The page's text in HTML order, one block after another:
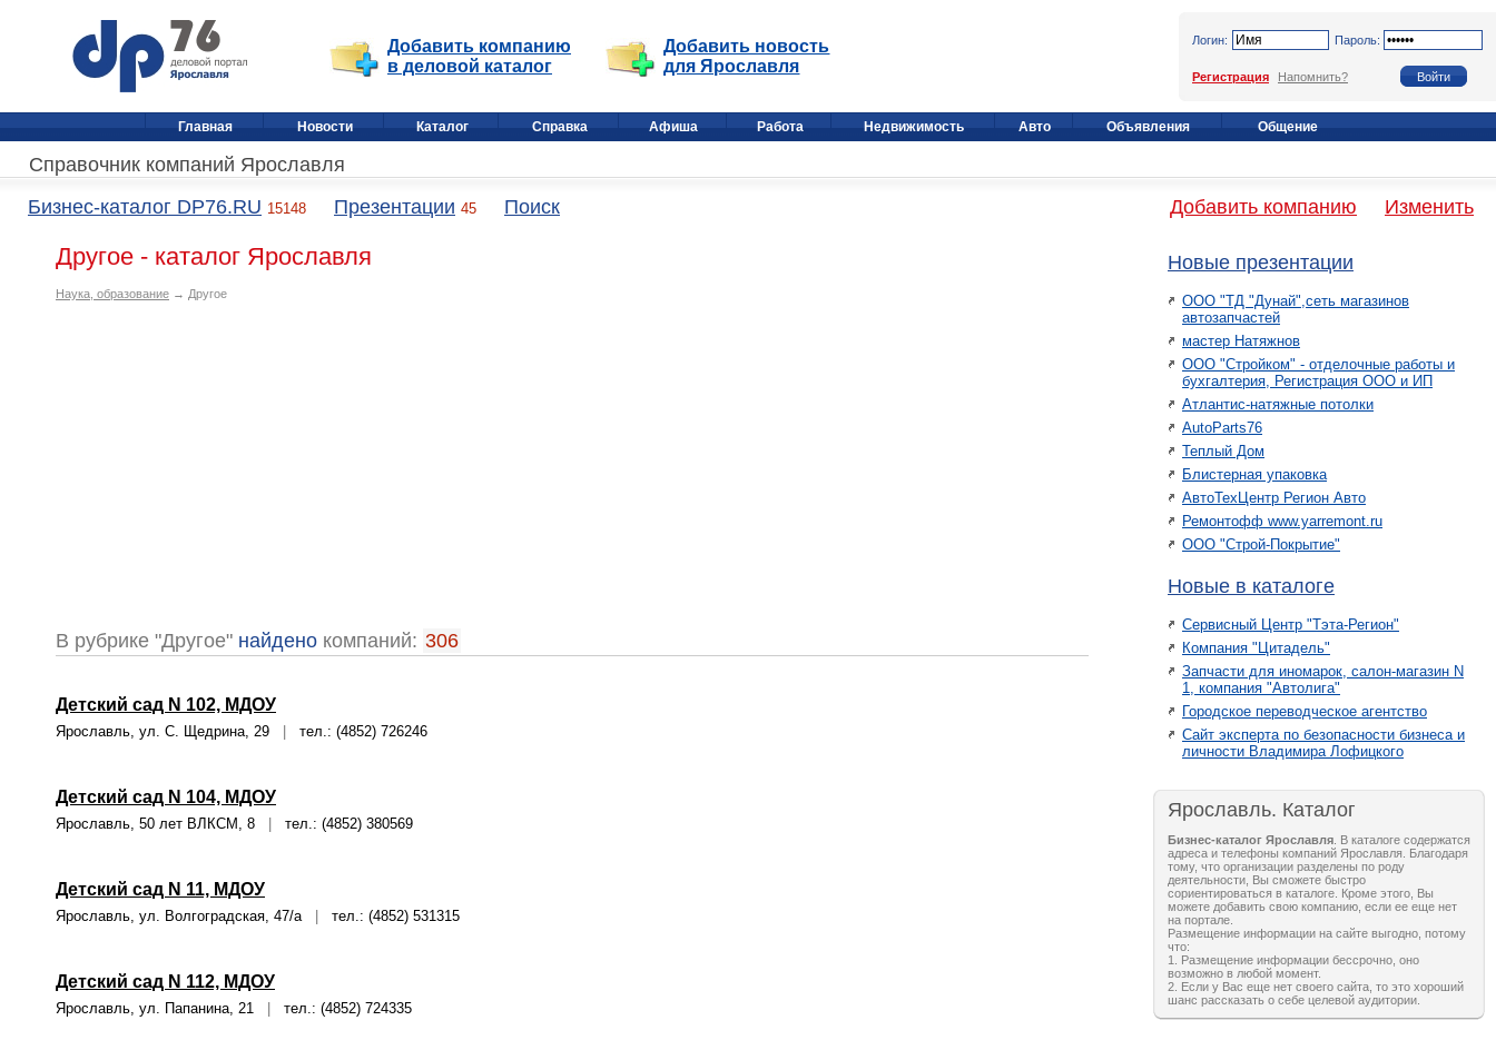
Добавить компанию
в деловой каталог
Добавить новость
для Ярославля
Логин: Пароль:
Регистрация Напомнить?
Главная Новости Каталог Справка Афиша Работа Недвижимость Авто Объявления Общение
Справочник компаний Ярославля
Бизнес-каталог DP76.RU 15148 Презентации 45 Поиск Добавить компанию Изменить
Другое - каталог Ярославля
Наука, образование → Другое
В рубрике "Другое" найдено компаний: 306
Детский сад N 102, МДОУ
Ярославль, ул. С. Щедрина, 29 тел.: (4852) 726246
Детский сад N 104, МДОУ
Ярославль, 50 лет ВЛКСМ, 8 тел.: (4852) 380569
Детский сад N 11, МДОУ
Ярославль, ул. Волгоградская, 47/а тел.: (4852) 531315
Детский сад N 112, МДОУ
Ярославль, ул. Папанина, 21 тел.: (4852) 724335
Новые презентации
ООО "ТД "Дунай",сеть магазинов
автозапчастей
мастер Натяжнов
ООО "Стройком" - отделочные работы и
бухгалтерия, Регистрация ООО и ИП
Атлантис-натяжные потолки
AutoParts76
Теплый Дом
Блистерная упаковка
АвтоТехЦентр Регион Авто
Ремонтофф www.yarremont.ru
ООО "Строй-Покрытие"
Новые в каталоге
Сервисный Центр "Тэта-Регион"
Компания "Цитадель"
Запчасти для иномарок, салон-магазин N
1, компания "Автолига"
Городское переводческое агентство
Сайт эксперта по безопасности бизнеса и
личности Владимира Лофицкого
Ярославль. Каталог
Бизнес-каталог Ярославля . В каталоге содержатся
адреса и телефоны компаний Ярославля. Благодаря
тому, что организации разделены по роду
деятельности, Вы сможете быстро
сориентироваться в каталоге. Кроме этого, Вы
можете добавить свою компанию, если ее еще нет
на портале.
Размещение информации на сайте выгодно, потому
что:
1. Размещение информации бессрочно, оно
возможно в любой момент.
2. Если у Вас еще нет своего сайта, то это хороший
шанс рассказать о себе целевой аудитории.